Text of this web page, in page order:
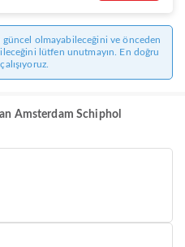
olmayabileceğini ve önceden
lütfen unutmayın. En doğru
Amsterdam Schiphol